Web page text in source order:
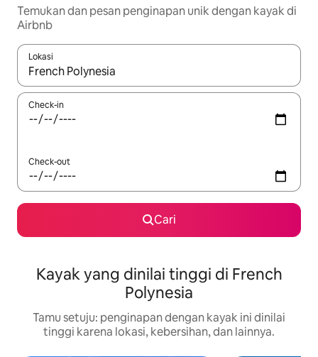
Temukan dan pesan penginapan unik dengan kayak di
Airbnb
Lokasi
Jika hasil yang dicari tersedia, telusuri dengan tombol panah
Check-in
Check-out
Cari
Kayak yang dinilai tinggi di French
Polynesia
Tamu setuju: penginapan dengan kayak ini dinilai
tinggi karena lokasi, kebersihan, dan lainnya.